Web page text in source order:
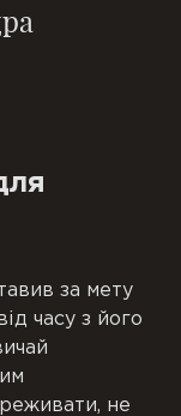
за мету
часу з його
не